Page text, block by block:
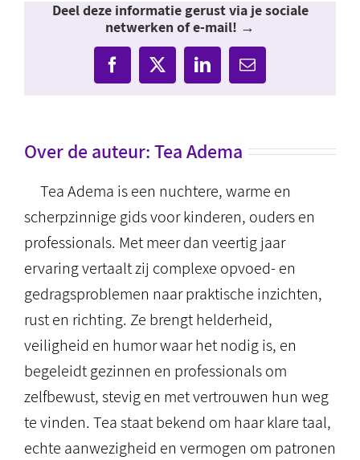
Deel deze informatie gerust via je sociale
netwerken of e-mail! →
Facebook
X LinkedIn
E-
mail
Over de auteur:Tea Adema
Tea Adema is een nuchtere, warme en
scherpzinnige gids voor kinderen, ouders en
professionals. Met meer dan veertig jaar
ervaring vertaalt zij complexe opvoed- en
gedragsproblemen naar praktische inzichten,
rust en richting. Ze brengt helderheid,
veiligheid en humor waar het nodig is, en
begeleidt gezinnen en professionals om
zelfbewust, stevig en met vertrouwen hun weg
te vinden. Tea staat bekend om haar klare taal,
echte aanwezigheid en vermogen om patronen